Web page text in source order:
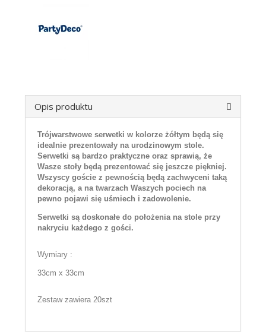
Opis produktu
Trójwarstwowe serwetki w kolorze żółtym będą się
idealnie prezentowały na urodzinowym stole.
Serwetki są bardzo praktyczne oraz sprawią, że
Wasze stoły będą prezentować się jeszcze piękniej.
Wszyscy goście z pewnością będą zachwyceni taką
dekoracją, a na twarzach Waszych pociech na
pewno pojawi się uśmiech i zadowolenie.
Serwetki są doskonałe do położenia na stole przy
nakryciu każdego z gości.
Wymiary :
33cm x 33cm
Zestaw zawiera 20szt